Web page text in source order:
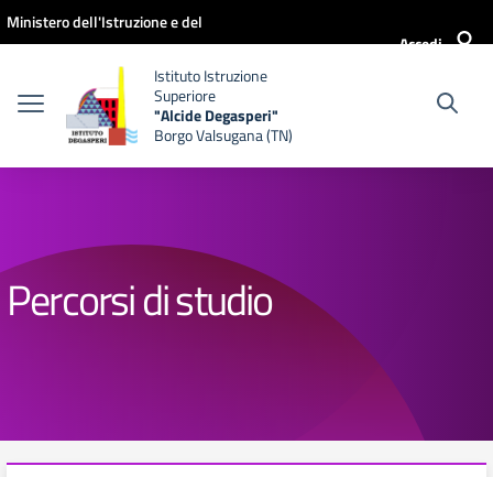
Vai ai contenuti
Vai al menu di navigazione
Vai al footer
Ministero dell'Istruzione e del
Accedi
Istituto Istruzione
Superiore
"Alcide Degasperi"
Borgo Valsugana (TN)
Percorsi di studio